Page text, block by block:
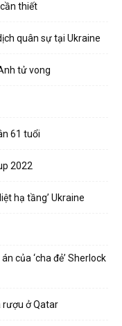
thiết
quân sự tại Ukraine
tử vong
61 tuổi
2022
hạ tầng’ Ukraine
của ‘cha đẻ’ Sherlock
rượu ở Qatar